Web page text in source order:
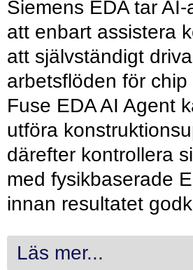
Siemens EDA tar
att enbart assistera
att självständigt
arbetsflöden för
Fuse EDA AI Agent
utföra
därefter kontrollera
med fysikbaserade
innan resultatet
Läs mer...